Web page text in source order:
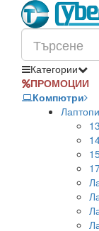
Категории
ПРОМОЦИИ
Компютри
Лаптопи